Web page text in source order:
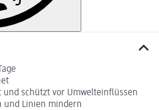
und schützt vor Umwelteinflüssen
und Linien mindern